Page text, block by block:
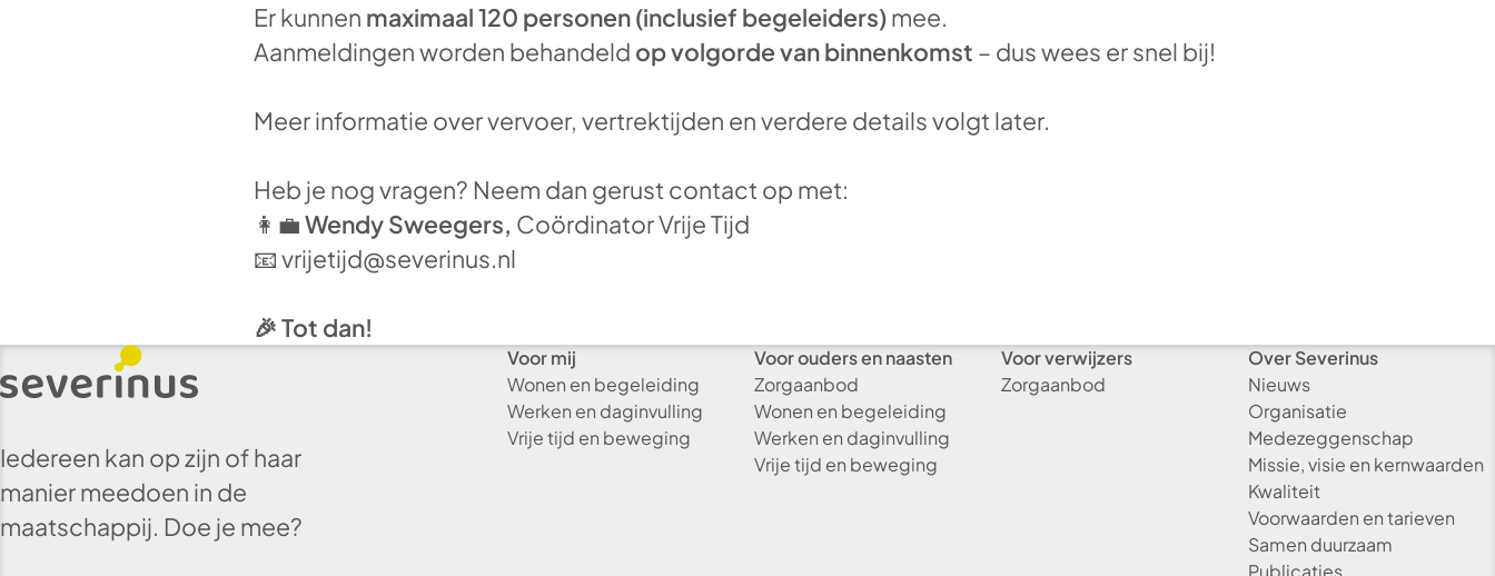
Er kunnen maximaal 120 personen (inclusief begeleiders)mee.
Aanmeldingen worden behandeld op volgorde van binnenkomst – dus wees er snel bij!
Meer informatie over vervoer, vertrektijden en verdere details volgt later.
Heb je nog vragen? Neem dan gerust contact op met:
👩‍💼Wendy Sweegers, Coördinator Vrije Tijd
📧 vrijetijd@severinus.nl
🎉 Tot dan!
Iedereen kan op zijn of haar
manier meedoen in de
maatschappij. Doe je mee?
Voor mij
Wonen en begeleiding
Werken en daginvulling
Vrije tijd en beweging
Voor ouders en naasten
Zorgaanbod
Wonen en begeleiding
Werken en daginvulling
Vrije tijd en beweging
Voor verwijzers
Zorgaanbod
Over Severinus
Nieuws
Organisatie
Medezeggenschap
Missie, visie en kernwaarden
Kwaliteit
Voorwaarden en tarieven
Samen duurzaam
Publicaties